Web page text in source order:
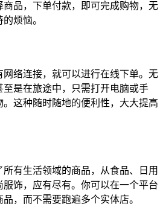
商品，下单付款，即可完成购物，无
烦恼。
络连接，就可以进行在线下单。无
是在旅途中，只需打开电脑或手
这种随时随地的便利性，大大提高
有生活领域的商品，从食品、日用
饰，应有尽有。你可以在一个平台
品，而不需要跑遍多个实体店。